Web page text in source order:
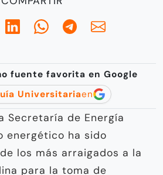
fuente favorita en Google
Universitariaen
Secretaría de Energía
energético ha sido
los más arraigados a la
para la toma de